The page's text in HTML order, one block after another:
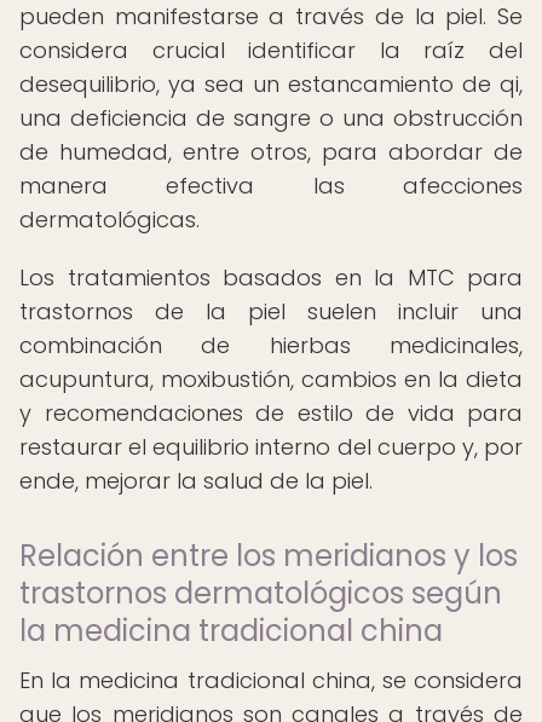
pueden manifestarse a través de la piel. Se
considera crucial identificar la raíz del
desequilibrio, ya sea un estancamiento de qi,
una deficiencia de sangre o una obstrucción
de humedad, entre otros, para abordar de
manera efectiva las afecciones
dermatológicas.
Los tratamientos basados en la MTC para
trastornos de la piel suelen incluir una
combinación de hierbas medicinales,
acupuntura, moxibustión, cambios en la dieta
y recomendaciones de estilo de vida para
restaurar el equilibrio interno del cuerpo y, por
ende, mejorar la salud de la piel.
Relación entre los meridianos y los
trastornos dermatológicos según
la medicina tradicional china
En la medicina tradicional china, se considera
que los meridianos son canales a través de